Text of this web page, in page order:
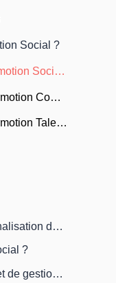
Social ?
Comment devenir client Movinmotion Social ?
Qu'est-ce que l'application Movinmotion Comptabilité ?
Qu'est-ce que l'application Movinmotion Talents ?
La plateforme Movinmotion sans l'externalisation de la paie, c'est possible !
?
Comment souscrire au service de paie et de gestion sociale de Movinmotion ?